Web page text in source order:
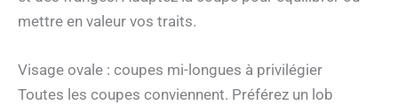
mettre en valeur vos traits.
Visage ovale : coupes mi-longues à privilégier
Toutes les coupes conviennent. Préférez un lob